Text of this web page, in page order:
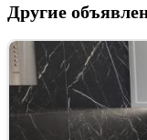
Другие